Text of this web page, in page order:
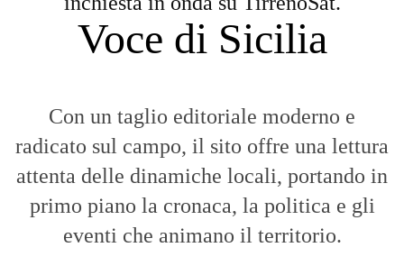
Voce di Sicilia
Con un taglio editoriale moderno e
radicato sul campo, il sito offre una lettura
attenta delle dinamiche locali, portando in
primo piano la cronaca, la politica e gli
eventi che animano il territorio.